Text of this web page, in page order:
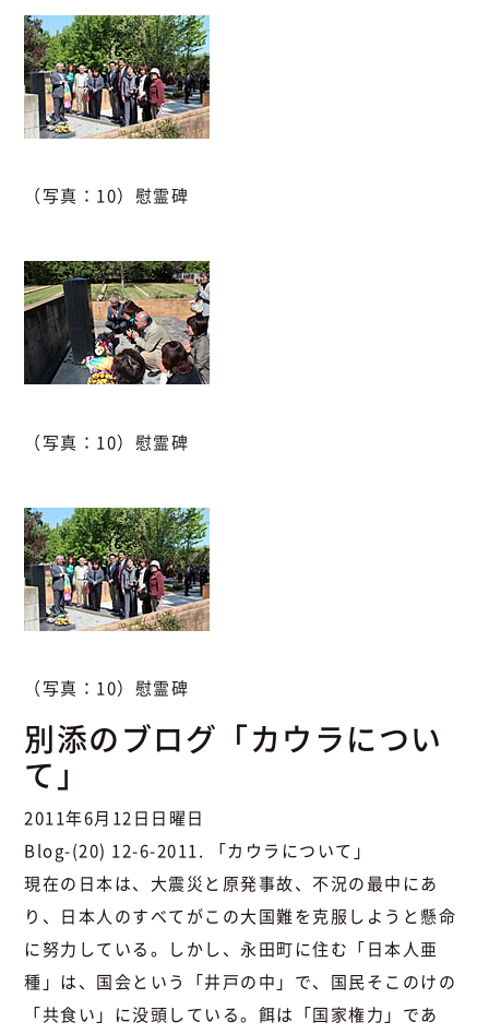
（写真：10）慰霊碑
（写真：10）慰霊碑
（写真：10）慰霊碑
別添のブログ「カウラについ
て」
2011年6月12日日曜日
Blog-(20) 12-6-2011. 「カウラについて」
現在の日本は、大震災と原発事故、不況の最中にあ
り、日本人のすべてがこの大国難を克服しようと懸命
に努力している。しかし、永田町に住む「日本人亜
種」は、国会という「井戸の中」で、国民そこのけの
「共食い」に没頭している。餌は「国家権力」であ